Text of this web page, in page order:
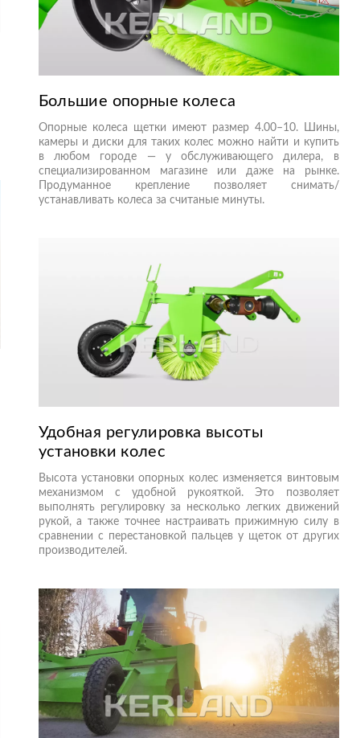
Большие опорные колеса
Опорные колеса щетки имеют размер 4.00–10. Шины,
камеры и диски для таких колес можно найти и купить
в любом городе — у обслуживающего дилера, в
специализированном магазине или даже на рынке.
Продуманное крепление позволяет снимать/
устанавливать колеса за считаные минуты.
Удобная регулировка высоты
установки колес
Высота установки опорных колес изменяется винтовым
механизмом с удобной рукояткой. Это позволяет
выполнять регулировку за несколько легких движений
рукой, а также точнее настраивать прижимную силу в
сравнении с перестановкой пальцев у щеток от других
производителей.